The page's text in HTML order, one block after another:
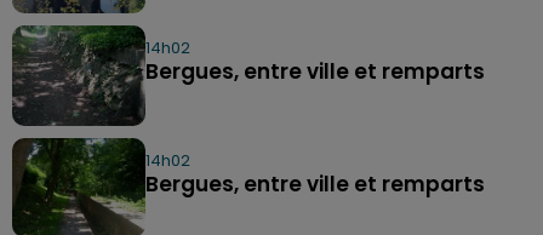
14h02
Bergues, entre ville et remparts
14h02
Bergues, entre ville et remparts